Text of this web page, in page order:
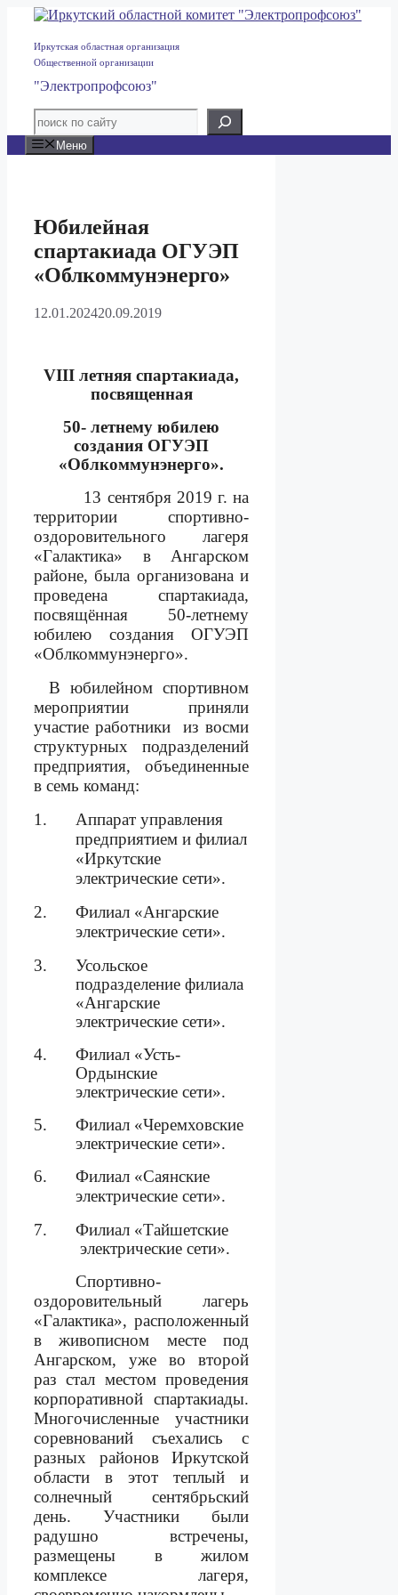
Перейти
содержимому
Иркутская областная организация
Общественной организации
"Электропрофсоюз"
Меню
Юбилейная
спартакиада ОГУЭП
«Облкоммунэнерго»
12.01.202420.09.2019
VIII летняя спартакиада,
посвященная
50- летнему юбилею
создания ОГУЭП
«Облкоммунэнерго».
13 сентября 2019 г. на
территории спортивно-
оздоровительного лагеря
«Галактика» в Ангарском
районе, была организована и
проведена спартакиада,
посвящённая 50-летнему
юбилею создания ОГУЭП
«Облкоммунэнерго».
В юбилейном спортивном
мероприятии приняли
участие работники
из воcми
структурных подразделений
предприятия, объединенные
в семь команд:
1.
Аппарат управления
предприятием и филиал
«Иркутские
электрические сети».
2.
Филиал «Ангарские
электрические сети».
3.
Усольское
подразделение филиала
«Ангарские
электрические сети».
4.
Филиал «Усть-
Ордынские
электрические сети».
5.
Филиал «Черемховские
электрические сети».
6.
Филиал «Саянские
электрические сети».
7.
Филиал «Тайшетские
электрические сети».
Спортивно-
оздоровительный лагерь
«Галактика», расположенный
в живописном месте под
Ангарском, уже во второй
раз стал местом проведения
корпоративной спартакиады.
Многочисленные участники
соревнований съехались с
разных районов Иркутской
области в этот теплый и
солнечный сентябрьский
день. Участники были
радушно встречены,
размещены в жилом
комплексе лагеря,